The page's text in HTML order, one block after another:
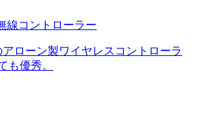
線コントローラー
ローン製ワイヤレスコントローラ
も優秀。